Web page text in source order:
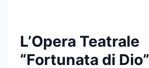
L’Opera Teatrale
“Fortunata di Dio”